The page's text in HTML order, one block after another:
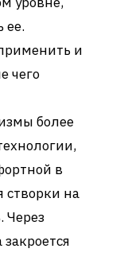
ее.
и
чего
более
в
створки на
Через